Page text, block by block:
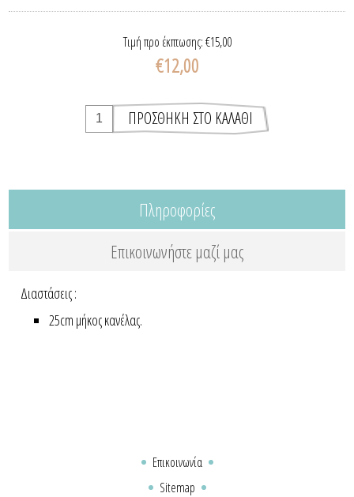
Τιμή προ έκπτωσης:€15,00
€12,00
Πληροφορίες
Επικοινωνήστε μαζί μας
Διαστάσεις :
25cm μήκος κανέλας.
Επικοινωνία
Sitemap